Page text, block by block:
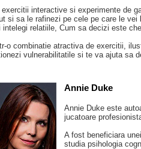
exercitii interactive si experimente de
si sa le rafinezi pe cele pe care le
intelegi relatiile, Cum sa decizi este
o combinatie atractiva de exercitii,
vulnerabilitatile si te va ajuta sa
Annie Duke
Annie Duke este
jucatoare
A fost beneficiara
studia psihologia